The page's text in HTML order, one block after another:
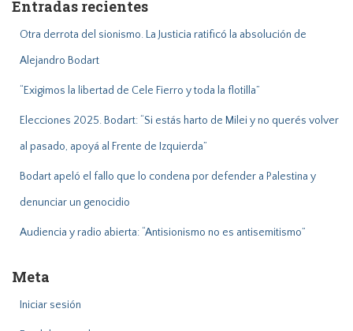
rEntradas recientes
Otra derrota del sionismo. La Justicia ratificó la absolución de
Alejandro Bodart
“Exigimos la libertad de Cele Fierro y toda la flotilla”
Elecciones 2025. Bodart: “Si estás harto de Milei y no querés volver
al pasado, apoyá al Frente de Izquierda”
Bodart apeló el fallo que lo condena por defender a Palestina y
denunciar un genocidio
Audiencia y radio abierta: “Antisionismo no es antisemitismo”
Meta
Iniciar sesión